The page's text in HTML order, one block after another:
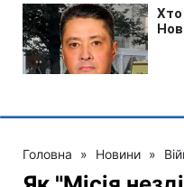
Головна » Новини »